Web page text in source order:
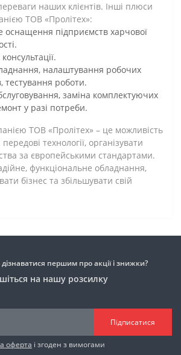
наших клієнтів. Інші плюси
ТОВ «Пролітех»:
оснащення підприємств харчової
налаштування робочих
тестування роботи.
заміна комплектуючих
у разі потреби.
ТОВ «Пролітех» – це можливість
технології, організувати
за європейськими стандартами.
функціональне обладнання,
бізнес та збільшувати свій
першим про акції і знижки?
на нашу розсилку
Підписатися
оферта і згоден з вимогами